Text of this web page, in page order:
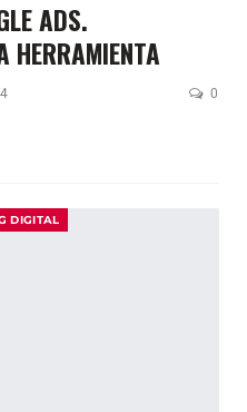
ADS.
HERRAMIENTA
0
DIGITAL